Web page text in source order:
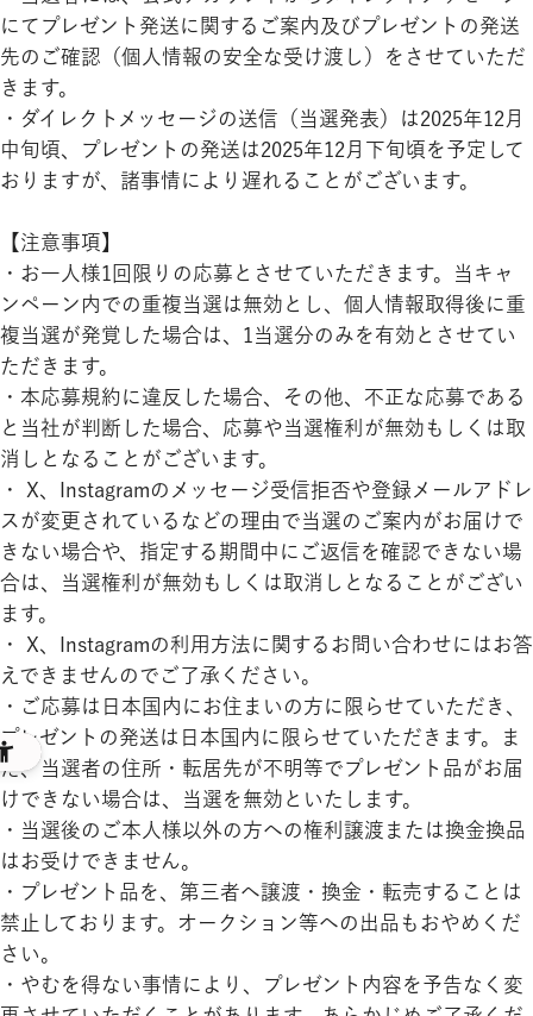
にてプレゼント発送に関するご案内及びプレゼントの発送
先のご確認（個人情報の安全な受け渡し）をさせていただ
きます。
・ダイレクトメッセージの送信（当選発表）は2025年12月
中旬頃、プレゼントの発送は2025年12月下旬頃を予定して
おりますが、諸事情により遅れることがございます。
【注意事項】
・お一人様1回限りの応募とさせていただきます。当キャ
ンペーン内での重複当選は無効とし、個人情報取得後に重
複当選が発覚した場合は、1当選分のみを有効とさせてい
ただきます。
・本応募規約に違反した場合、その他、不正な応募である
と当社が判断した場合、応募や当選権利が無効もしくは取
消しとなることがございます。
・ X、Instagramのメッセージ受信拒否や登録メールアドレ
スが変更されているなどの理由で当選のご案内がお届けで
きない場合や、指定する期間中にご返信を確認できない場
合は、当選権利が無効もしくは取消しとなることがござい
ます。
・ X、Instagramの利用方法に関するお問い合わせにはお答
えできませんのでご了承ください。
・ご応募は日本国内にお住まいの方に限らせていただき、
プレゼントの発送は日本国内に限らせていただきます。ま
た、当選者の住所・転居先が不明等でプレゼント品がお届
けできない場合は、当選を無効といたします。
・当選後のご本人様以外の方への権利譲渡または換金換品
はお受けできません。
・プレゼント品を、第三者へ譲渡・換金・転売することは
禁止しております。オークション等への出品もおやめくだ
さい。
・やむを得ない事情により、プレゼント内容を予告なく変